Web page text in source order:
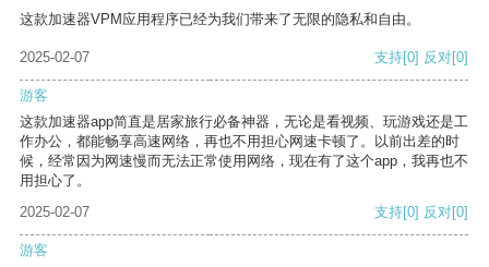
这款加速器VPM应用程序已经为我们带来了无限的隐私和自由。
2025-02-07 支持[0] 反对[0]
游客
这款加速器app简直是居家旅行必备神器，无论是看视频、玩游戏还是工
作办公，都能畅享高速网络，再也不用担心网速卡顿了。以前出差的时
候，经常因为网速慢而无法正常使用网络，现在有了这个app，我再也不
用担心了。
2025-02-07
支持[0] 反对[0]
游客